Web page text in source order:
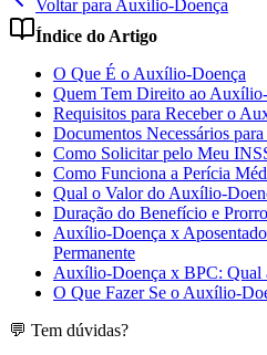
Voltar para Auxílio-Doença
Índice do Artigo
O Que É o Auxílio-Doença
Quem Tem Direito ao
Requisitos para Receber o
Documentos Necessários
Como Solicitar pelo Meu
Como Funciona a Perícia
Qual o Valor do Auxílio-
Duração do Benefício e
Auxílio-Doença x
Permanente
Auxílio-Doença x BPC: Qual
O Que Fazer Se o Auxílio-
💬 Tem dúvidas?